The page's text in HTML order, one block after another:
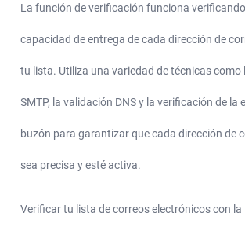
La función de verificación funciona
capacidad de entrega de cada dirección de
tu lista. Utiliza una variedad de técnicas como
SMTP, la validación DNS y la verificación de la
buzón para garantizar que cada dirección de
sea precisa y esté activa.
Verificar tu lista de correos electrónicos con